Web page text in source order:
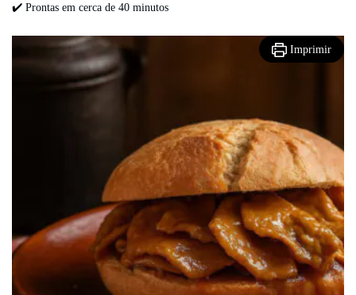
✔️ Prontas em cerca de 40 minutos
Imprimir